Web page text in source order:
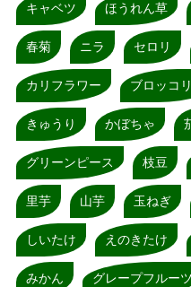
キャベツ ほうれん草
春菊 ニラ セロリ
カリフラワー ブロッコ
きゅうり かぼちゃ
グリーンピース 枝豆
里芋 山芋 玉ねぎ
しいたけ えのきたけ
みかん グレープフルーツ